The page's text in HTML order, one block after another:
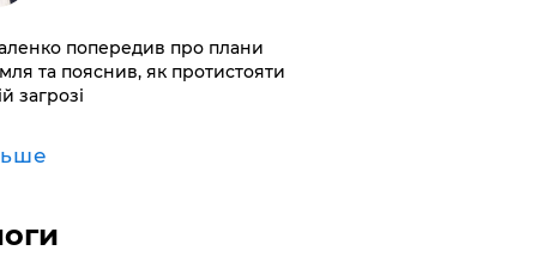
попередив про плани
та пояснив, як протистояти
загрозі